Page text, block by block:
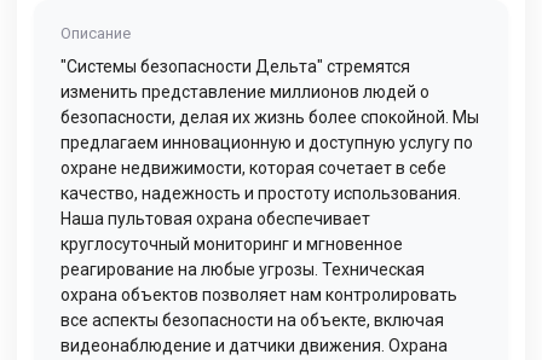
Описание
"Системы безопасности Дельта" стремятся
изменить представление миллионов людей о
безопасности, делая их жизнь более спокойной. Мы
предлагаем инновационную и доступную услугу по
охране недвижимости, которая сочетает в себе
качество, надежность и простоту использования.
Наша пультовая охрана обеспечивает
круглосуточный мониторинг и мгновенное
реагирование на любые угрозы. Техническая
охрана объектов позволяет нам контролировать
все аспекты безопасности на объекте, включая
видеонаблюдение и датчики движения. Охрана